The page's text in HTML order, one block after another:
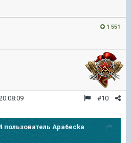
1 551
#10
пользователь Apa6ecka